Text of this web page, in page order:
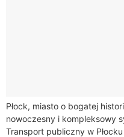
Płock, miasto o bogatej
nowoczesny i kompleksowy
Transport publiczny w